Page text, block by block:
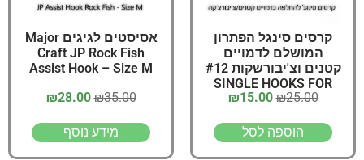
קרסים סינגל הפתרון
המושלם לדמויים
קטנים וצ'יבורשקות #12
SINGLE HOOKS FOR
LURES Size
₪25.00
₪15.00
הוספה לסל
אסיסטים לגיגים Major
Craft JP Rock Fish
Assist Hook – Size M
₪35.00
₪28.00
מידע נוסף